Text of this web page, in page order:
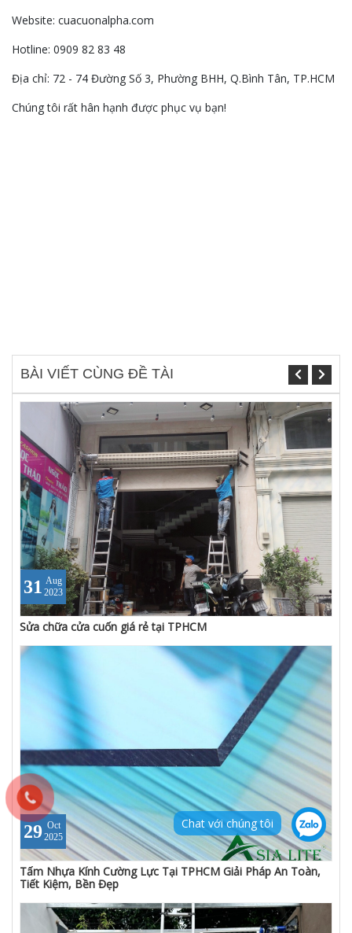
Website: cuacuonalpha.com
Hotline: 0909 82 83 48
Địa chỉ: 72 - 74 Đường Số 3, Phường BHH, Q.Bình Tân, TP.HCM
Chúng tôi rất hân hạnh được phục vụ bạn!
BÀI VIẾT CÙNG ĐỀ TÀI
31 Aug
2023
Sửa chữa cửa cuốn giá rẻ tại TPHCM
29 Oct
2025
Tấm Nhựa Kính Cường Lực Tại TPHCM Giải Pháp An Toàn,
Tiết Kiệm, Bền Đẹp
Chat với chúng tôi